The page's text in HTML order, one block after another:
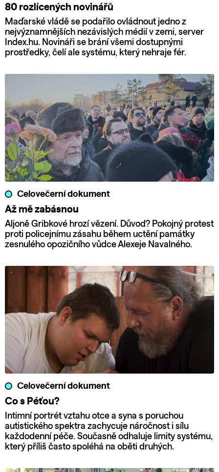
80 rozlícených novinářů
Maďarské vládě se podařilo ovládnout jedno z
nejvýznamnějších nezávislých médií v zemi, server
Index.hu. Novináři se brání všemi dostupnými
prostředky, čelí ale systému, který nehraje fér.
Celovečerní dokument
Až mě zabásnou
Aljoně Gribkové hrozí vězení. Důvod? Pokojný protest
proti policejnímu zásahu během uctění památky
zesnulého opozičního vůdce Alexeje Navalného.
Celovečerní dokument
Co s Péťou?
Intimní portrét vztahu otce a syna s poruchou
autistického spektra zachycuje náročnost i sílu
každodenní péče. Současně odhaluje limity systému,
který příliš často spoléhá na oběti druhých.